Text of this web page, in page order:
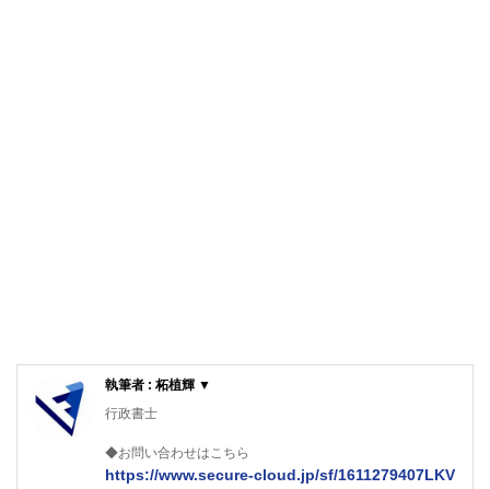
執筆者 : 柘植輝 ▼
行政書士
◆お問い合わせはこちら
https://www.secure-cloud.jp/sf/1611279407LKV